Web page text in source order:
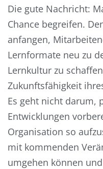
Die gute Nachricht:
Chance begreifen.
anfangen,
Lernformate neu zu
Lernkultur zu
Zukunftsfähigkeit
Es geht nicht darum,
Entwicklungen
Organisation so
mit kommenden
umgehen können